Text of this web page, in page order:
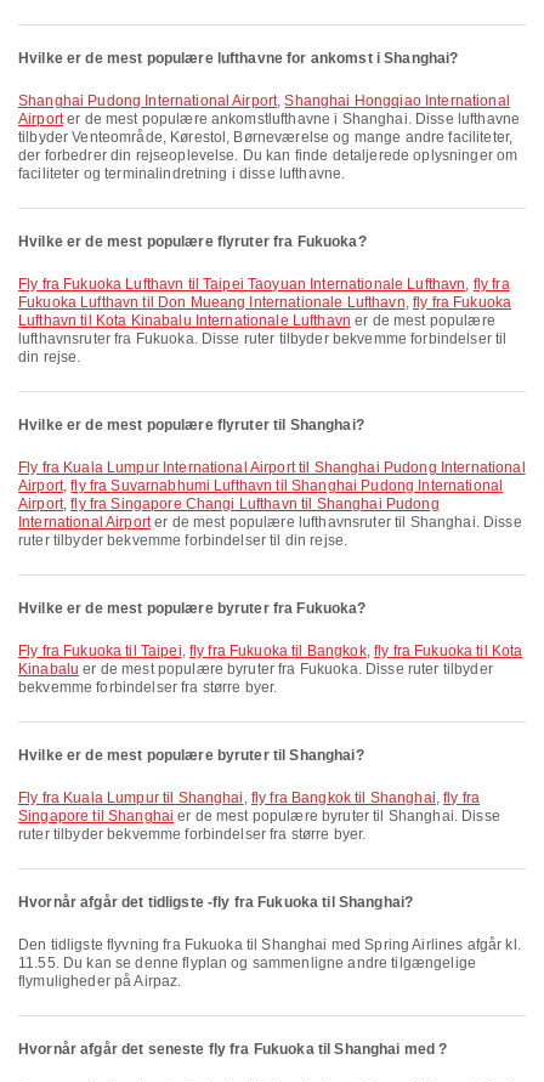
Hvilke er de mest populære lufthavne for ankomst i Shanghai?
Shanghai Pudong International Airport,Shanghai Hongqiao International
Airporter de mest populære ankomstlufthavne i Shanghai. Disse lufthavne
tilbyder Venteområde, Kørestol, Børneværelse og mange andre faciliteter,
der forbedrer din rejseoplevelse. Du kan finde detaljerede oplysninger om
faciliteter og terminalindretning i disse lufthavne.
Hvilke er de mest populære flyruter fra Fukuoka?
fly fra Fukuoka Lufthavn til Taipei Taoyuan Internationale Lufthavn, fly fra
Fukuoka Lufthavn til Don Mueang Internationale Lufthavn, fly fra Fukuoka
Lufthavn til Kota Kinabalu Internationale Lufthavn er de mest populære
lufthavnsruter fra Fukuoka. Disse ruter tilbyder bekvemme forbindelser til
din rejse.
Hvilke er de mest populære flyruter til Shanghai?
fly fra Kuala Lumpur International Airport til Shanghai Pudong International
Airport,fly fra Suvarnabhumi Lufthavn til Shanghai Pudong International
Airport,fly fra Singapore Changi Lufthavn til Shanghai Pudong
International Airporter de mest populære lufthavnsruter til Shanghai. Disse
ruter tilbyder bekvemme forbindelser til din rejse.
Hvilke er de mest populære byruter fra Fukuoka?
fly fra Fukuoka til Taipei, fly fra Fukuoka til Bangkok, fly fra Fukuoka til Kota
Kinabalu er de mest populære byruter fra Fukuoka. Disse ruter tilbyder
bekvemme forbindelser fra større byer.
Hvilke er de mest populære byruter til Shanghai?
fly fra Kuala Lumpur til Shanghai , fly fra Bangkok til Shanghai,fly fra
Singapore til Shanghai er de mest populære byruter til Shanghai. Disse
ruter tilbyder bekvemme forbindelser fra større byer.
Hvornår afgår det tidligste -fly fra Fukuoka til Shanghai?
Den tidligste flyvning fra Fukuoka til Shanghai med Spring Airlines afgår kl.
11.55. Du kan se denne flyplan og sammenligne andre tilgængelige
flymuligheder på Airpaz.
Hvornår afgår det seneste fly fra Fukuoka til Shanghai med ?